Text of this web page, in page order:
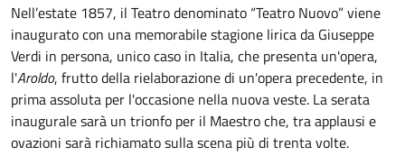
Nell’estate 1857, il Teatro denominato “Teatro Nuovo” viene
inaugurato con una memorabile stagione lirica da Giuseppe
Verdi in persona, unico caso in Italia, che presenta un'opera,
l'Aroldo, frutto della rielaborazione di un'opera precedente, in
prima assoluta per l'occasione nella nuova veste. La serata
inaugurale sarà un trionfo per il Maestro che, tra applausi e
ovazioni sarà richiamato sulla scena più di trenta volte.